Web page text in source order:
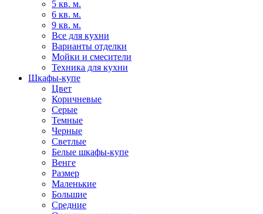
5 кв. м.
6 кв. м.
9 кв. м.
Все для кухни
Варианты отделки
Мойки и смесители
Техника для кухни
Шкафы-купе
Цвет
Коричневые
Серые
Темные
Черные
Светлые
Белые шкафы-купе
Венге
Размер
Маленькие
Большие
Средние